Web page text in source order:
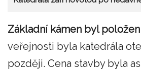
Základní kámen byl
veřejnosti byla katedrála
později. Cena stavby byla